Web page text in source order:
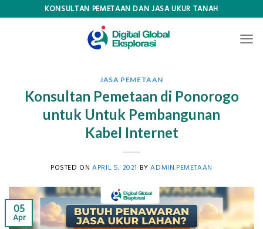
KONSULTAN PEMETAAN DAN JASA UKUR TANAH
JASA PEMETAAN
Konsultan Pemetaan di Ponorogo
untuk Untuk Pembangunan
Kabel Internet
POSTED ONAPRIL 5, 2021 BYADMIN.PEMETAAN
05
Apr